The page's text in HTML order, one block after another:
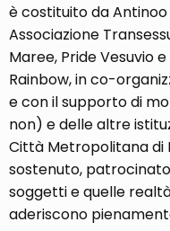
è costituito da Antinoo
Associazione
Maree, Pride Vesuvio
Rainbow, in co-
e con il supporto di
non) e delle altre
Città Metropolitana di
sostenuto,
soggetti e quelle
aderiscono